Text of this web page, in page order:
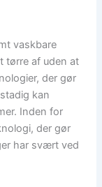
vaskbare
tørre af uden at
der gør
kan
Inden for
der gør
har svært ved